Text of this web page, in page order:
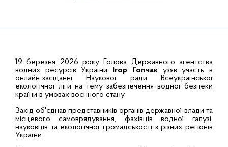
19 березня 2026 року Голова Державного агентства
водних ресурсів України
Ігор Гопчакузяв участь в
онлайн-засіданні Наукової ради Всеукраїнської
екологічної ліги на тему забезпечення водної безпеки
країни в умовах воєнного стану.
Захід об'єднав представників органів державної влади та
місцевого самоврядування, фахівців водної галузі,
науковців та екологічної громадськості з різних регіонів
України.